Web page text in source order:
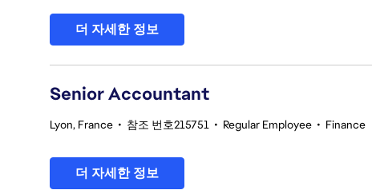
더 자세한 정보
Senior Accountant
Lyon, France • 참조 번호215751 • Regular Employee • Finance
더 자세한 정보